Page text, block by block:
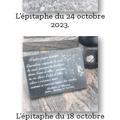
L’épitaphe du 24 octobre
2023.
L’épitaphe du 18 octobre